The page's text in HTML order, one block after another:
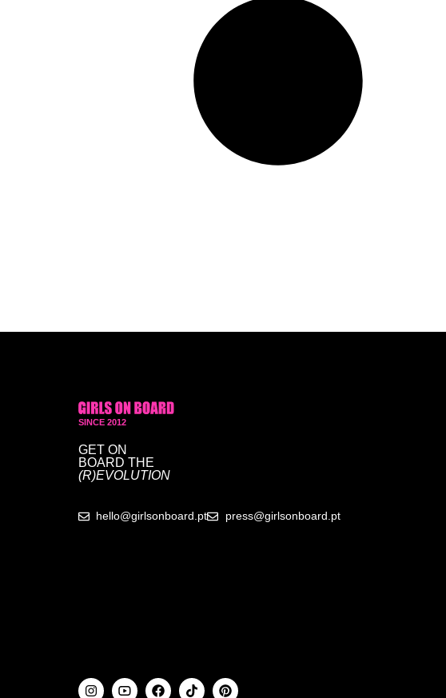
SINCE 2012
GET ON
BOARD THE
(R)EVOLUTION
hello@girlsonboard.pt press@girlsonboard.pt